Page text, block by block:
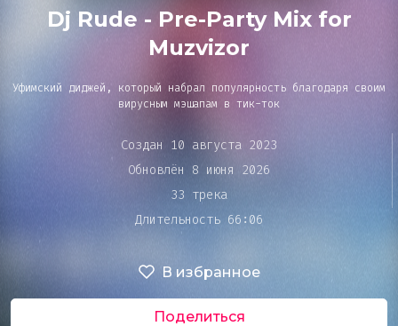
Bar&Club
Эдиторы
Чарты
DJ BATTLE
Dj Rude - Pre-Party Mix for
Muzvizor
Уфимский диджей, который набрал популярность благодаря своим
вирусным мэшапам в тик-ток
Создан 10 августа 2023
Обновлён 8 июня 2026
33 трека
Длительность 66:06
В избранное
Поделиться
воспроизведения